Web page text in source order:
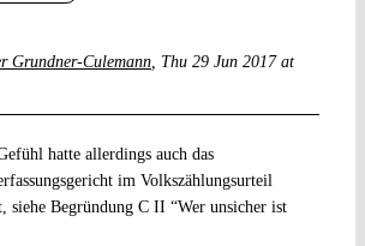
Grundner-Culemann
Thu 29 Jun 2017 at
hatte allerdings auch das
im Volkszählungsurteil
siehe Begründung C II “Wer unsicher ist